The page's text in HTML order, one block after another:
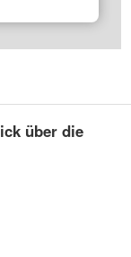
über die